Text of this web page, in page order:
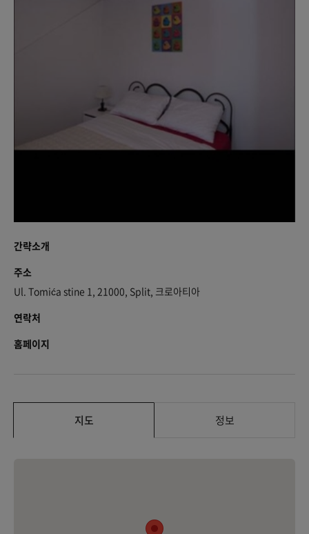
간략소개
주소
Ul. Tomića stine 1, 21000, Split, 크로아티아
연락처
홈페이지
지도 정보